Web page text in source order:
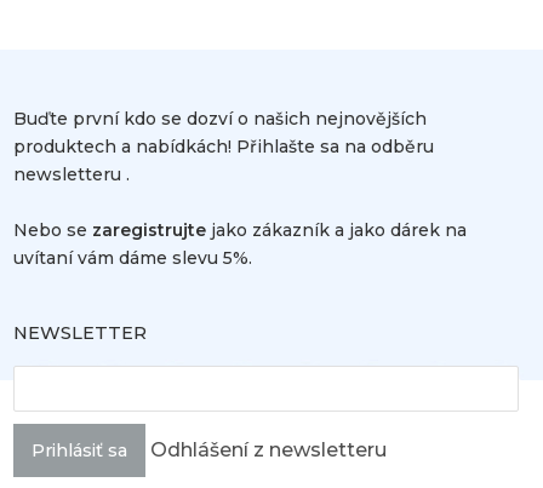
Buďte první kdo se dozví o našich nejnovějších
produktech a nabídkách! Přihlašte sa na odběru
newsletteru .
Nebo se zaregistrujte jako zákazník a jako dárek na
uvítaní vám dáme slevu 5%.
NEWSLETTER
Prihlásiť sa Odhlášení z newsletteru